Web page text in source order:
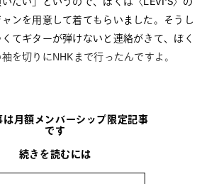
ンを用意して着てもらいました。そうし
てギターが弾けないと連絡がきて、ぼく
を切りにNHKまで行ったんですよ。
は月額メンバーシップ限定記事
です
続きを読むには
康輔の、「Tシャツって人生だ」。
UNKNOWNのTシャツ